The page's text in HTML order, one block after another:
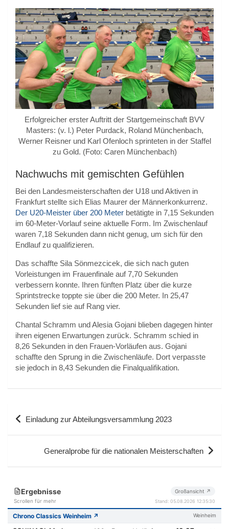
Erfolgreicher erster Auftritt der Startgemeinschaft BVV
Masters: (v. l.) Peter Purdack, Roland Münchenbach,
Werner Reisner und Karl Ofenloch sprinteten in der Staffel
zu Gold. (Foto: Caren Münchenbach)
Nachwuchs mit gemischten Gefühlen
Bei den Landesmeisterschaften der U18 und Aktiven in
Frankfurt stellte sich Elias Maurer der Männerkonkurrenz.
Der U20-Meister über 200 Meter betätigte in 7,15 Sekunden
im 60-Meter-Vorlauf seine aktuelle Form. Im Zwischenlauf
waren 7,18 Sekunden dann nicht genug, um sich für den
Endlauf zu qualifizieren.
Das schaffte Sila Sönmezcicek, die sich nach guten
Vorleistungen im Frauenfinale auf 7,70 Sekunden
verbessern konnte. Ihren fünften Platz über die kurze
Sprintstrecke toppte sie über die 200 Meter. In 25,47
Sekunden lief sie auf Rang vier.
Chantal Schramm und Alesia Gojani blieben dagegen hinter
ihren eigenen Erwartungen zurück. Schramm schied in
8,26 Sekunden in den Frauen-Vorläufen aus. Gojani
schaffte den Sprung in die Zwischenläufe. Dort verpasste
sie jedoch in 8,43 Sekunden die Finalqualifikation.
Beitragsnavigation
Einladung zur Abteilungsversammlung 2023
Generalprobe für die nationalen Meisterschaften